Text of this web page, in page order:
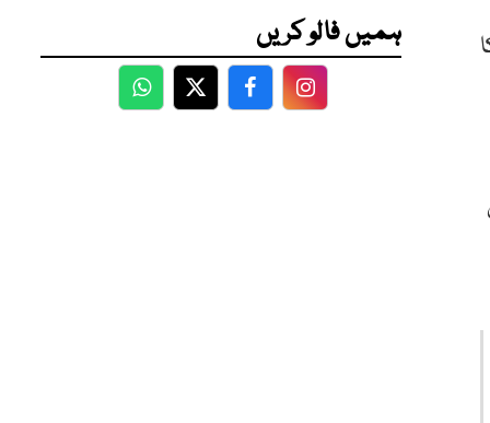
ہمیں فالو کریں
WhatsApp
TwitterFacebookFacebook